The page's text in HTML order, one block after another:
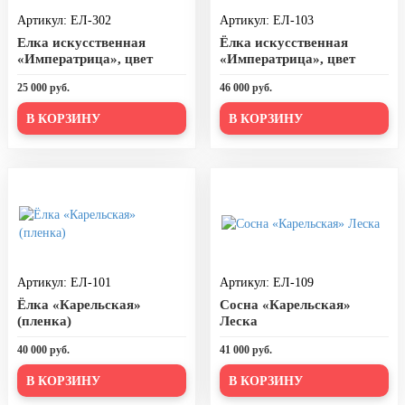
День города Москвы (первая суббота
сентября)
День нефтяника (первое воскресенье
сентября)
8 сентября, День танкиста (второе
воскресенье сентября)
5 октября, День учителя
19 октября, День Отца
Российской Федерации
28 октября, День Бабушек и Дедушек
Хэллоуин
4 ноября, День народного единства
Артикул: ЕЛ-302
Елка искусственная
«Императрица», цвет
25 000 руб.
В КОРЗИНУ
Артикул: ЕЛ-103
Ёлка искусственная
«Императрица», цвет
46 000 руб.
В КОРЗИНУ
Артикул: ЕЛ-101
Ёлка «Карельская»
(пленка)
40 000 руб.
В КОРЗИНУ
Артикул: ЕЛ-109
Сосна «Карельская»
Леска
41 000 руб.
В КОРЗИНУ